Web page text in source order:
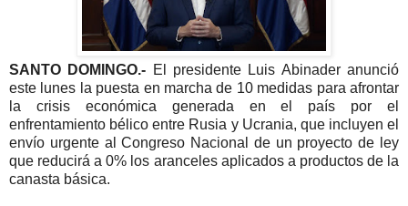
SANTO DOMINGO.- El presidente Luis Abinader anunció
este lunes la puesta en marcha de 10 medidas para afrontar
la crisis económica generada en el país por el
enfrentamiento bélico entre Rusia y Ucrania, que incluyen el
envío urgente al Congreso Nacional de un proyecto de ley
que reducirá a 0% los aranceles aplicados a productos de la
canasta básica.